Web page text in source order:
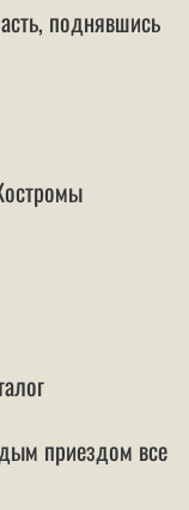
поднявшись
приездом все